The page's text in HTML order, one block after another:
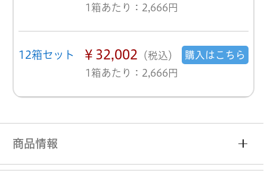
1箱あたり：2,666円
12箱セット ￥32,002 （税込）
1箱あたり：2,666円
購入はこちら
商品情報